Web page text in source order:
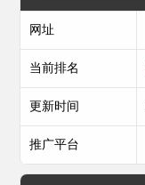
网址
当前排名
更新时间
推广平台